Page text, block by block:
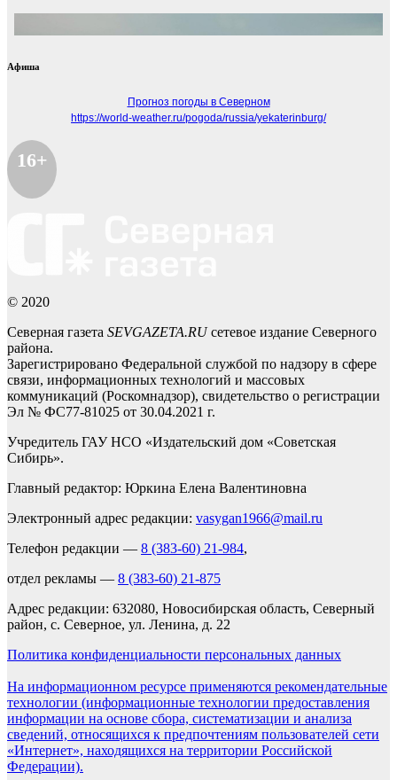
Афиша
Прогноз погоды в Северном
https://world-weather.ru/pogoda/russia/yekaterinburg/
16+
© 2020
Северная газета SEVGAZETA.RUсетевое издание Северного
района.
Зарегистрировано Федеральной службой по надзору в сфере
связи, информационных технологий и массовых
коммуникаций (Роскомнадзор), свидетельство о регистрации
Эл № ФС77-81025 от 30.04.2021 г.
Учредитель ГАУ НСО «Издательский дом «Советская
Сибирь».
Главный редактор: Юркина Елена Валентиновна
Электронный адрес редакции: vasygan1966@mail.ru
Телефон редакции — 8 (383-60) 21-984,
отдел рекламы — 8 (383-60) 21-875
Адрес редакции: 632080, Новосибирская область, Северный
район, с. Северное, ул. Ленина, д. 22
Политика конфиденциальности персональных данных
На информационном ресурсе применяются рекомендательные
технологии (информационные технологии предоставления
информации на основе сбора, систематизации и анализа
сведений, относящихся к предпочтениям пользователей сети
«Интернет», находящихся на территории Российской
Федерации).